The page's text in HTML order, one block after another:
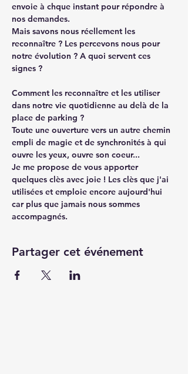
envoie à chque instant pour répondre à
nos demandes.
Mais savons nous réellement les
reconnaître ? Les percevons nous pour
notre évolution ? A quoi servent ces
signes ?
Comment les reconnaître et les utiliser
dans notre vie quotidienne au delà de la
place de parking ?
Toute une ouverture vers un autre chemin
empli de magie et de synchronités à qui
ouvre les yeux, ouvre son coeur...
Je me propose de vous apporter
quelques clès avec joie ! Les clès que j'ai
utilisées et emploie encore aujourd'hui
car plus que jamais nous sommes
accompagnés.
Partager cet événement